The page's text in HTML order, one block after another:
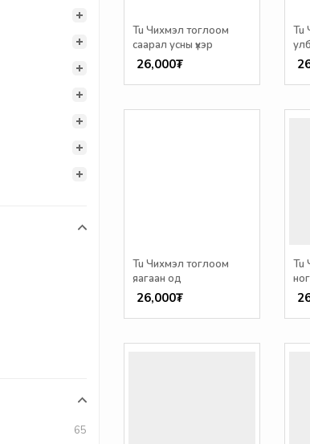
65
Tu Чихмэл тоглоом
саарал усны үхэр
26,000₮
Tu
Tu Чихмэл тоглоом
яагаан од
26,000₮
Tu